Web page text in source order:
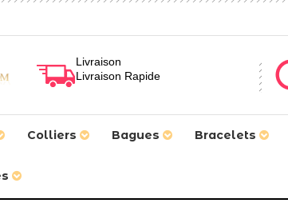
Livraison
Livraison Rapide
Colliers Bagues Bracelets